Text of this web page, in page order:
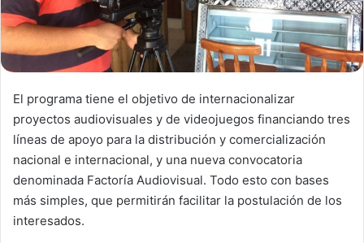
l
El programa tiene el objetivo de internacionalizar
proyectos audiovisuales y de videojuegos financiando tres
líneas de apoyo para la distribución y comercialización
nacional e internacional, y una nueva convocatoria
denominada Factoría Audiovisual. Todo esto con bases
más simples, que permitirán facilitar la postulación de los
interesados.